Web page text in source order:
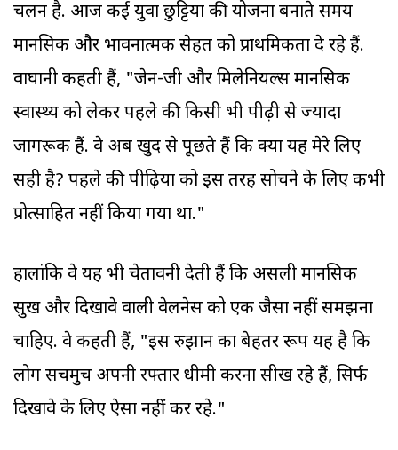
चलन है. आज कई युवा छुट्टियों की योजना बनाते समय
मानसिक और भावनात्मक सेहत को प्राथमिकता दे रहे हैं.
वाघानी कहती हैं, "जेन-जी और मिलेनियल्स मानसिक
स्वास्थ्य को लेकर पहले की किसी भी पीढ़ी से ज्यादा
जागरूक हैं. वे अब खुद से पूछते हैं कि क्या यह मेरे लिए
सही है? पहले की पीढ़ियों को इस तरह सोचने के लिए कभी
प्रोत्साहित नहीं किया गया था."
हालांकि वे यह भी चेतावनी देती हैं कि असली मानसिक
सुख और दिखावे वाली वेलनेस को एक जैसा नहीं समझना
चाहिए. वे कहती हैं, "इस रुझान का बेहतर रूप यह है कि
लोग सचमुच अपनी रफ्तार धीमी करना सीख रहे हैं, सिर्फ
दिखावे के लिए ऐसा नहीं कर रहे."